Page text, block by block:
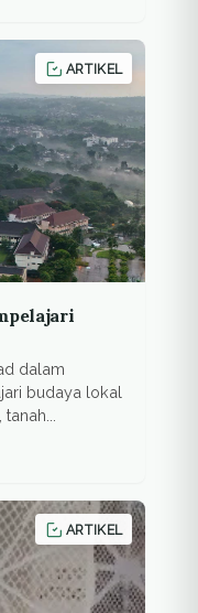
ARTIKEL
dalam
budaya lokal
ARTIKEL